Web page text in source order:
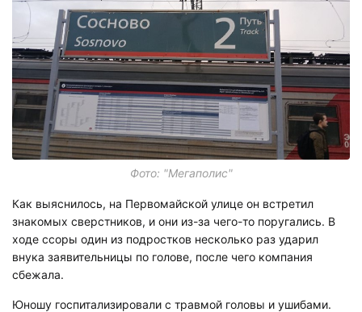
Фото: "Мегаполис"
Как выяснилось, на Первомайской улице он встретил
знакомых сверстников, и они из-за чего-то поругались. В
ходе ссоры один из подростков несколько раз ударил
внука заявительницы по голове, после чего компания
сбежала.
Юношу госпитализировали с травмой головы и ушибами.